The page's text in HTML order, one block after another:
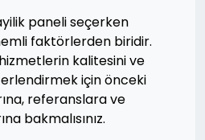
paneli seçerken
faktörlerden biridir.
kalitesini ve
için önceki
referanslara ve
bakmalısınız.